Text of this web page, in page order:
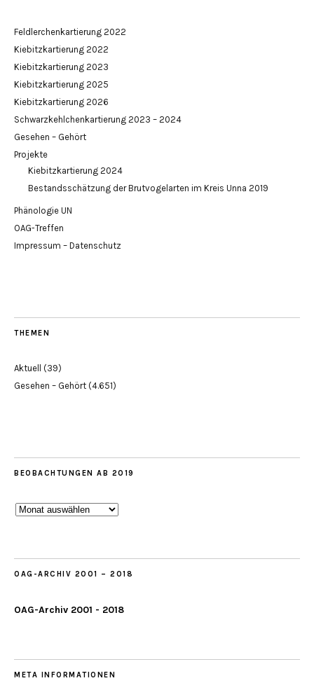
Feldlerchenkartierung 2022
Kiebitzkartierung 2022
Kiebitzkartierung 2023
Kiebitzkartierung 2025
Kiebitzkartierung 2026
Schwarzkehlchenkartierung 2023 – 2024
Gesehen – Gehört
Projekte
Kiebitzkartierung 2024
Bestandsschätzung der Brutvogelarten im Kreis Unna 2019
Phänologie UN
OAG-Treffen
Impressum – Datenschutz
THEMEN
Aktuell (39)
Gesehen – Gehört (4.651)
BEOBACHTUNGEN AB 2019
Beobachtungen
OAG-ARCHIV 2001 – 2018
OAG-Archiv 2001 - 2018
META INFORMATIONEN